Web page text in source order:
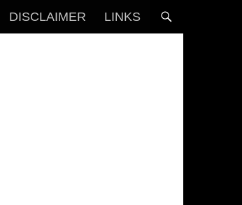
DISCLAIMER LINKS